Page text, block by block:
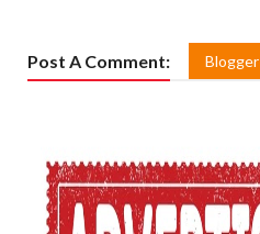
Post A Comment: Blogger